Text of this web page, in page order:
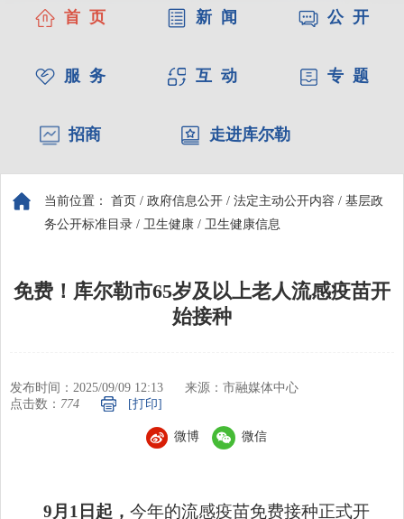
首 页 新 闻 公 开
服 务 互 动 专 题
招商 走进库尔勒
当前位置： 首页 / 政府信息公开 / 法定主动公开内容 / 基层政
务公开标准目录 / 卫生健康 / 卫生健康信息
免费！库尔勒市65岁及以上老人流感疫苗开
始接种
发布时间：2025/09/09 12:13
来源：市融媒体中心
点击数： 774 [打印]
微博 微信
9月1日起，今年的流感疫苗免费接种正式开